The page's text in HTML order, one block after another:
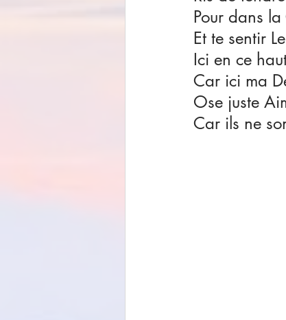
Pour dans
Et te sentir
Ici en ce
Car ici ma
Ose juste
Car ils ne